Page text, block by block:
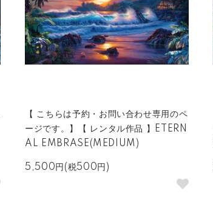
【 こちらは予約・お問い合わせ専用のペ
ージです。】【 レンタル作品 】ETERN
AL EMBRASE(MEDIUM)
5,500円(税500円)